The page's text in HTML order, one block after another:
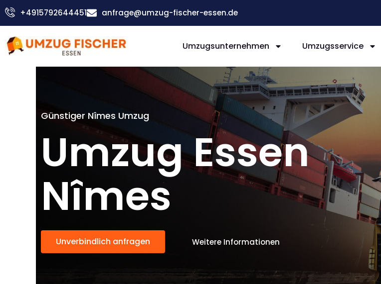
Zum
Inhalt
+4915792644451 anfrage@umzug-fischer-essen.de
Umzugsunternehmen Umzugsservice
Günstiger Nîmes Umzug
Umzug Essen
Nîmes
Unverbindlich anfragen Weitere Informationen